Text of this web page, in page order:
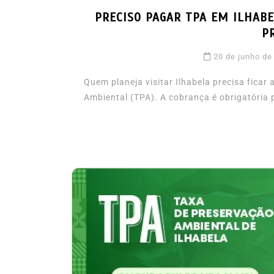
PRECISO PAGAR TPA EM
20 de junho de
Quem planeja visitar Ilhabela precisa ficar
Ambiental (TPA). A cobrança é obrigatória
5 de agosto de 2026 0
Eventos em
Ilhabela
Litoral Norte Turismo